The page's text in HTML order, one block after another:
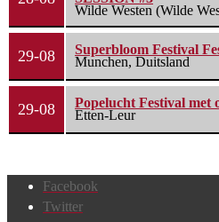
Wilde Westen (Wilde
29-08
Superbloom Festival
Munchen, Duitsland
29-08
Popelucht Festival met
Etten-Leur
Facebook
Twitter